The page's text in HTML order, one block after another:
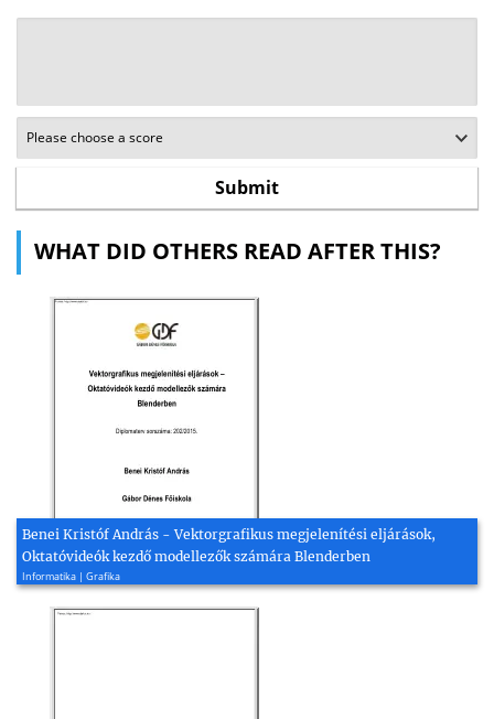
WHAT DID OTHERS READ AFTER THIS?
Benei Kristóf András - Vektorgrafikus megjelenítési eljárások,
Oktatóvideók kezdő modellezők számára Blenderben
Informatika | Grafika